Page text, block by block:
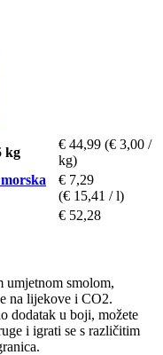
kg
€ 44,99 (€ 3,00 /
kg)
€ 7,29
(€ 15,41 / l)
€ 52,28
umjetnom smolom,
na lijekove i CO2.
dodatak u boji, možete
i igrati se s različitim